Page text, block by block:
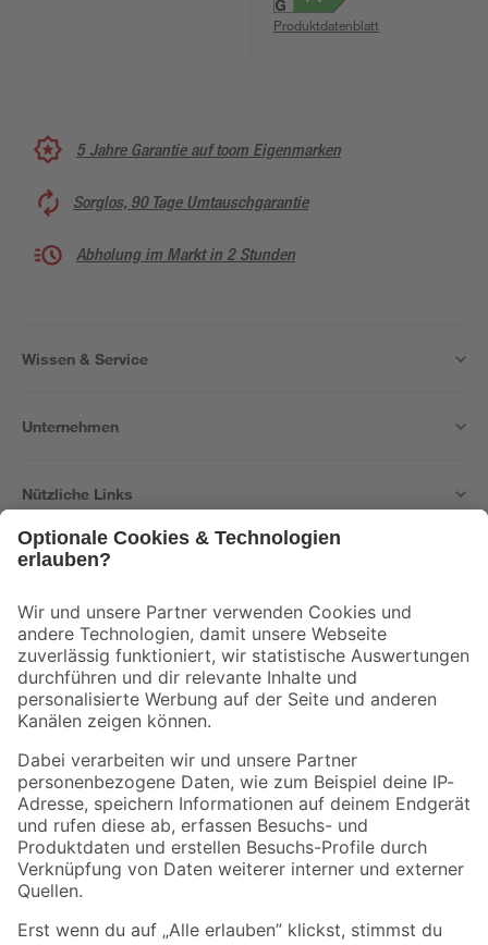
Produktdatenblatt
5 Jahre Garantie auf toom Eigenmarken
Sorglos, 90 Tage Umtauschgarantie
Abholung im Markt in 2 Stunden
Wissen & Service
Unternehmen
Nützliche Links
Der toom Newsletter: Keine Angebote und Aktionen mehr verpassen!
Zur Newsletter Anmeldung
Folge uns
Zahlungsarten Versandarten
Sicher einkaufen